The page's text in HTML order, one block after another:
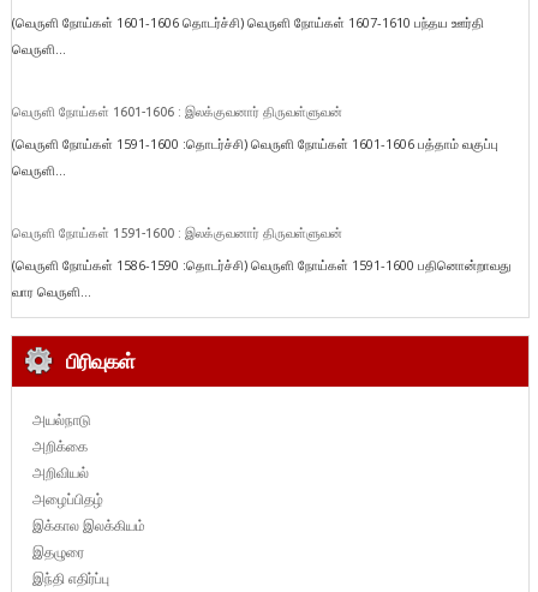
(வெருளி நோய்கள் 1601-1606 தொடர்ச்சி) வெருளி நோய்கள் 1607-1610 பந்தய ஊர்தி
வெருளி...
வெருளி நோய்கள் 1601-1606 : இலக்குவனார் திருவள்ளுவன்
(வெருளி நோய்கள் 1591-1600 :தொடர்ச்சி) வெருளி நோய்கள் 1601-1606 பத்தாம் வகுப்பு
வெருளி...
வெருளி நோய்கள் 1591-1600 : இலக்குவனார் திருவள்ளுவன்
(வெருளி நோய்கள் 1586-1590 :தொடர்ச்சி) வெருளி நோய்கள் 1591-1600 பதினொன்றாவது
வார வெருளி...
பிரிவுகள்
அயல்நாடு
அறிக்கை
அறிவியல்
அழைப்பிதழ்
இக்கால இலக்கியம்
இதழுரை
இந்தி எதிர்ப்பு